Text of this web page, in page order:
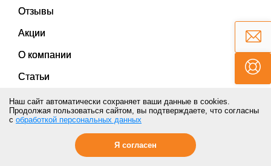
Отзывы
Акции
О компании
Статьи
Новости
Гидроцилиндры
Наш сайт автоматически сохраняет ваши данные в cookies.
Продолжая пользоваться сайтом, вы подтверждаете, что согласны
с обработкой персональных данных
Я согласен